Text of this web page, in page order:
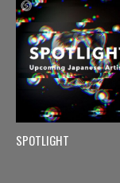
SPOTLIGHT